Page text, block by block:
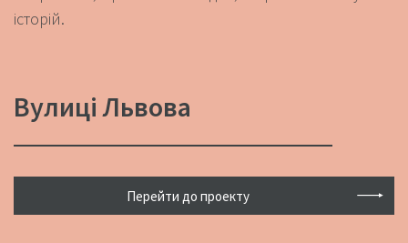
історій.
Вулиці Львова
Перейти до проекту